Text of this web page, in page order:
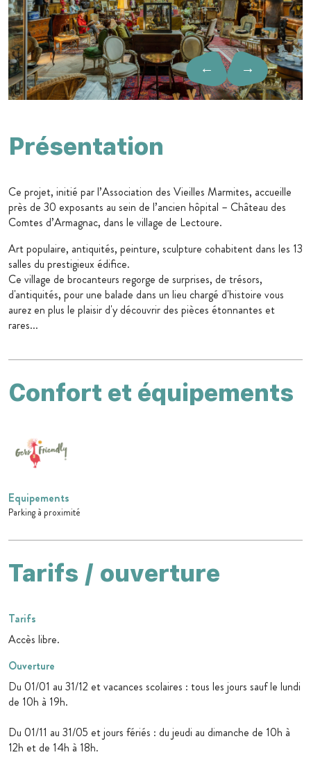
← →
Présentation
Ce projet, initié par l’Association des Vieilles Marmites, accueille
près de 30 exposants au sein de l’ancien hôpital – Château des
Comtes d’Armagnac, dans le village de Lectoure.
Art populaire, antiquités, peinture, sculpture cohabitent dans les 13
salles du prestigieux édifice.
Ce village de brocanteurs regorge de surprises, de trésors,
d'antiquités, pour une balade dans un lieu chargé d'histoire vous
aurez en plus le plaisir d'y découvrir des pièces étonnantes et
rares...
Confort et équipements
Equipements
Parking à proximité
Tarifs / ouverture
Tarifs
Accès libre.
Ouverture
Du 01/01 au 31/12 et vacances scolaires : tous les jours sauf le lundi
de 10h à 19h.
Du 01/11 au 31/05 et jours fériés : du jeudi au dimanche de 10h à
12h et de 14h à 18h.